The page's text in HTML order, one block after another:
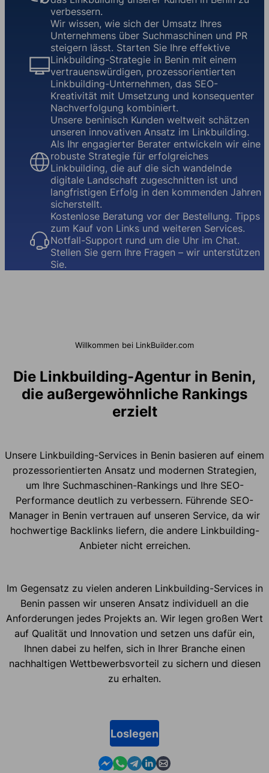
verbessern.
Wir wissen, wie sich der Umsatz Ihres
Unternehmens über Suchmaschinen und PR
steigern lässt. Starten Sie Ihre effektive
Linkbuilding-Strategie in Benin mit einem
vertrauenswürdigen, prozessorientierten
Linkbuilding-Unternehmen, das SEO-
Kreativität mit Umsetzung und konsequenter
Nachverfolgung kombiniert.
Unsere beninisch Kunden weltweit schätzen
unseren innovativen Ansatz im Linkbuilding.
Als Ihr engagierter Berater entwickeln wir eine
robuste Strategie für erfolgreiches
Linkbuilding, die auf die sich wandelnde
digitale Landschaft zugeschnitten ist und
langfristigen Erfolg in den kommenden Jahren
sicherstellt.
Kostenlose Beratung vor der Bestellung. Tipps
zum Kauf von Links und weiteren Services.
Notfall-Support rund um die Uhr im Chat.
Stellen Sie gern Ihre Fragen – wir unterstützen
Sie.
Willkommen bei LinkBuilder.com
Die Linkbuilding-Agentur in Benin,
die außergewöhnliche Rankings
erzielt
Unsere Linkbuilding-Services in Benin basieren auf einem
prozessorientierten Ansatz und modernen Strategien,
um Ihre Suchmaschinen-Rankings und Ihre SEO-
Performance deutlich zu verbessern. Führende SEO-
Manager in Benin vertrauen auf unseren Service, da wir
hochwertige Backlinks liefern, die andere Linkbuilding-
Anbieter nicht erreichen.
Im Gegensatz zu vielen anderen Linkbuilding-Services in
Benin passen wir unseren Ansatz individuell an die
Anforderungen jedes Projekts an. Wir legen großen Wert
auf Qualität und Innovation und setzen uns dafür ein,
Ihnen dabei zu helfen, sich in Ihrer Branche einen
nachhaltigen Wettbewerbsvorteil zu sichern und diesen
zu erhalten.
Loslegen
Contact us in Messenger
Contact us in WhatsApp
Contact us in Telegram
Contact us in Linkedin
Contact us by email